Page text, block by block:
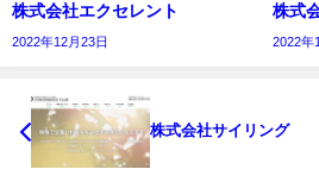
株式会社エクセレント
2022年12月23日
株式
2022年
株式会社サイリング